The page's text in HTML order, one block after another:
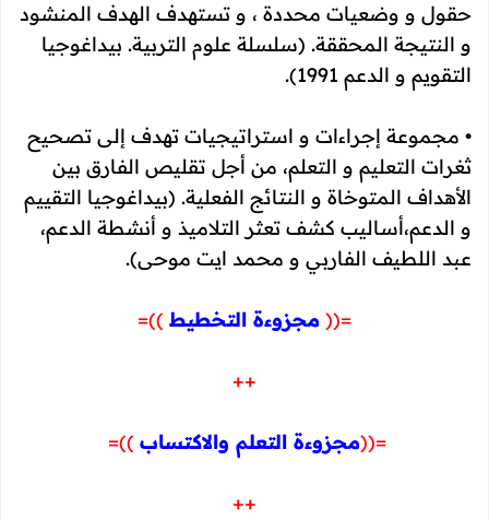
حقول و وضعيات محددة ، و تستهدف الهدف المنشود
و النتيجة المحققة. ﴿سلسلة علوم التربية. بيداغوجيا
التقويم و الدعم 1991﴾.
• مجموعة إجراءات و استراتيجيات تهدف إلى تصحيح
ثغرات التعليم و التعلم، من أجل تقليص الفارق بين
الأهداف المتوخاة و النتائج الفعلية. ﴿بيداغوجيا التقييم
و الدعم،أساليب كشف تعثر التلاميذ و أنشطة الدعم،
عبد اللطيف الفاربي و محمد ايت موحى﴾.
=(( مجزوءة التخطيط ))=
++
=((مجزوءة التعلم والاكتساب ))=
++